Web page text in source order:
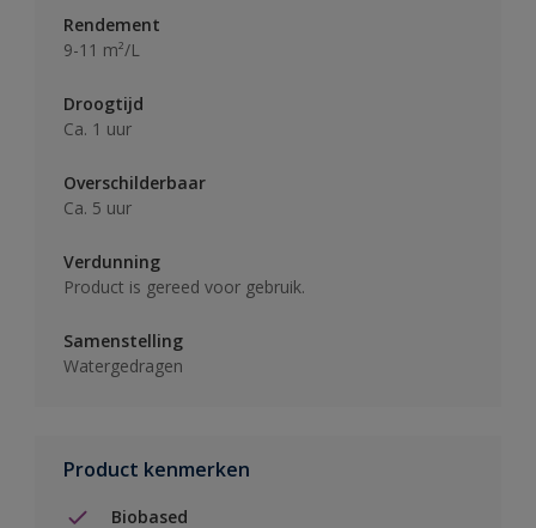
Rendement
9-11 m²/L
Droogtijd
Ca. 1 uur
Overschilderbaar
Ca. 5 uur
Verdunning
Product is gereed voor gebruik.
Samenstelling
Watergedragen
Product kenmerken
Biobased